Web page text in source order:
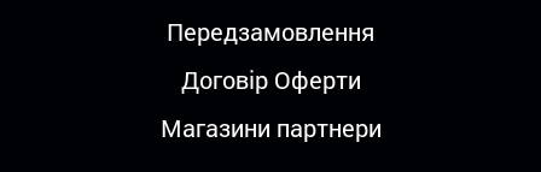
Передзамовлення
Договір Оферти
Магазини партнери